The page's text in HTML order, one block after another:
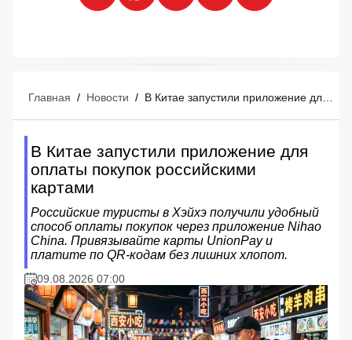
Главная / Новости / В Китае запустили приложение для оплаты покупок российскими картами
В Китае запустили приложение для
оплаты покупок российскими
картами
Российские туристы в Хэйхэ получили удобный
способ оплаты покупок через приложение Nihao
China. Привязывайте карты UnionPay и
платите по QR-кодам без лишних хлопот.
09.08.2026 07:00